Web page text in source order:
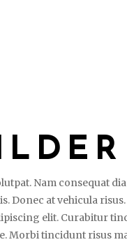
Nam consequat
Donec at vehicula
elit. Curabitur
Morbi tincidunt risus